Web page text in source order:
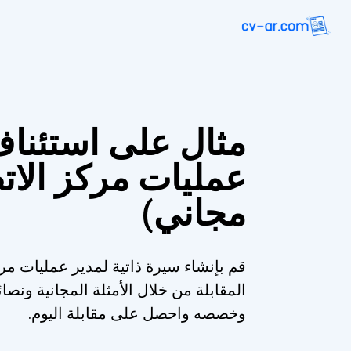
مثال على
عمليات مركز
مجاني)
قم بإنشاء سيرة ذاتية لمدير عمليات
المقابلة من خلال الأمثلة المجانية
وخصصه واحصل على مقابلة اليوم.